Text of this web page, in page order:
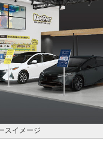
スイメージ